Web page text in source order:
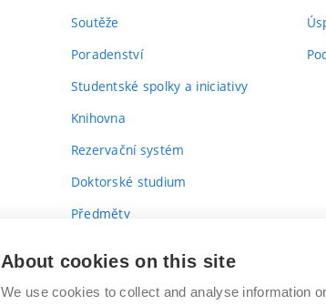
Soutěže
Poradenství
Studentské spolky a iniciativy
Knihovna
Rezervační systém
Doktorské studium
Předměty
About cookies on this site
We use cookies to collect and analyse information